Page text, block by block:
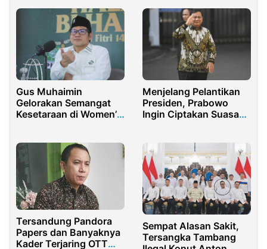
Gus Muhaimin
Gelorakan Semangat
Kesetaraan di Women’s
Menjelang Pelantikan
Presiden, Prabowo
Ingin Ciptakan Suasana
Tersandung Pandora
Papers dan Banyaknya
Kader Terjaring OTT
Sempat Alasan Sakit,
Tersangka Tambang